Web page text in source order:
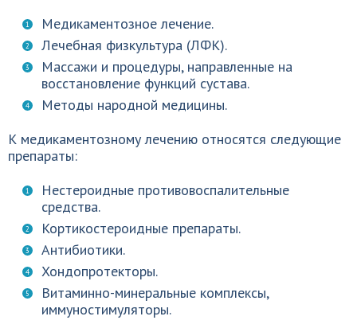
Медикаментозное лечение.
Лечебная физкультура (ЛФК).
Массажи и процедуры, направленные на
восстановление функций сустава.
Методы народной медицины.
К медикаментозному лечению относятся следующие
препараты:
Нестероидные противовоспалительные
средства.
Кортикостероидные препараты.
Антибиотики.
Хондопротекторы.
Витаминно-минеральные комплексы,
иммуностимуляторы.